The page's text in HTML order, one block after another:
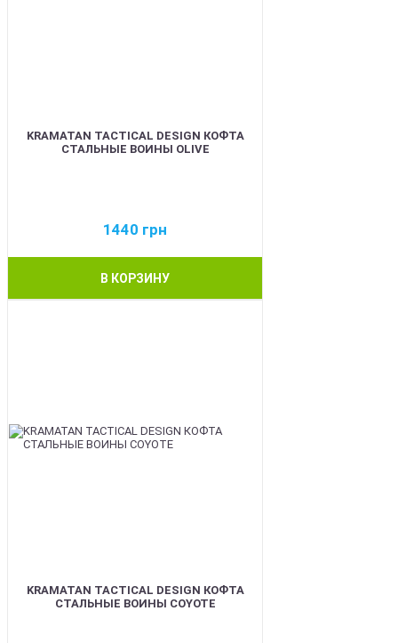
KRAMATAN TACTICAL DESIGN КОФТА
СТАЛЬНЫЕ ВОИНЫ OLIVE
1440 грн
В КОРЗИНУ
KRAMATAN TACTICAL DESIGN КОФТА
СТАЛЬНЫЕ ВОИНЫ COYOTE